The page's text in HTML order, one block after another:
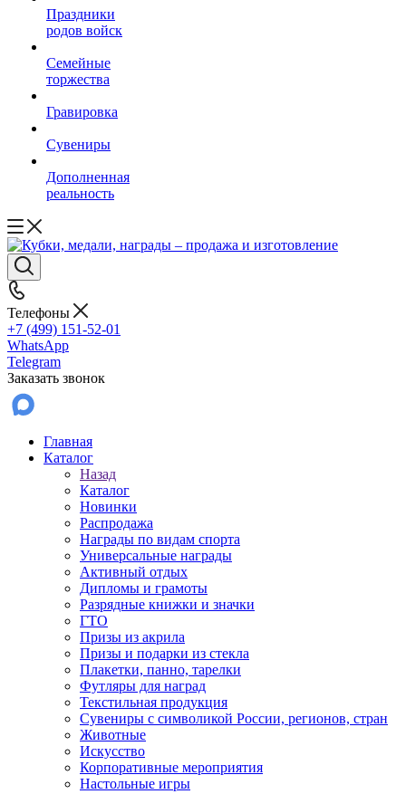
Праздники
родов войск
Семейные
торжества
Гравировка
Сувениры
Дополненная
реальность
Телефоны
+7 (499) 151-52-01
WhatsApp
Telegram
Заказать звонок
Главная
Каталог
Назад
Каталог
Новинки
Распродажа
Награды по видам спорта
Универсальные награды
Активный отдых
Дипломы и грамоты
Разрядные книжки и значки
ГТО
Призы из акрила
Призы и подарки из стекла
Плакетки, панно, тарелки
Футляры для наград
Текстильная продукция
Сувениры с символикой России, регионов, стран
Животные
Искусство
Корпоративные мероприятия
Настольные игры